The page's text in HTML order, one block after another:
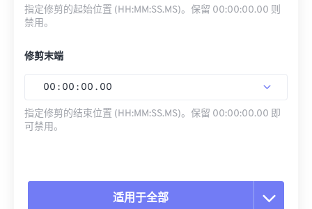
指定修剪的起始位置 (HH:MM:SS.MS)。保留 00:00:00.00 则
禁用。
修剪末端
00 : 00 : 00 . 00
指定修剪的结束位置 (HH:MM:SS.MS)。保留 00:00:00.00 即
可禁用。
适用于全部